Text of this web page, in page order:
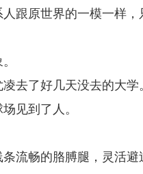
跟原世界的一模一样
去了好几天没去的大学
见到了人。
流畅的胳膊腿，灵活